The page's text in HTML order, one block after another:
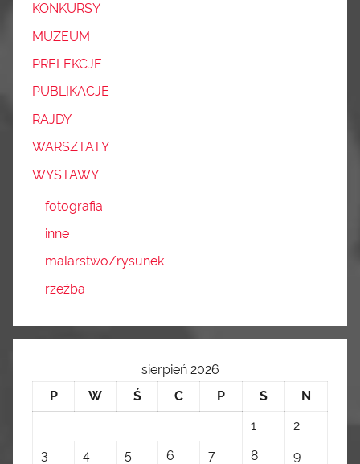
KONKURSY
MUZEUM
PRELEKCJE
PUBLIKACJE
RAJDY
WARSZTATY
WYSTAWY
fotografia
inne
malarstwo/rysunek
rzeźba
sierpień 2026
P
W Ś C P S
N
1
2
3
4 5 6 7 8
9